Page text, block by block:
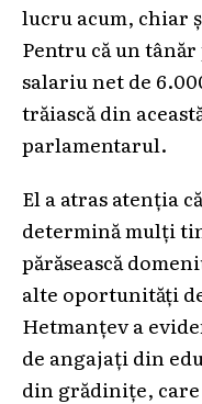
lucru acum, chiar
Pentru că un
salariu net de
trăiască din
parlamentarul.
El a atras atenția
determină mulți
părăsească
alte oportunități
Hetmanțev a
de angajați din
din grădinițe,